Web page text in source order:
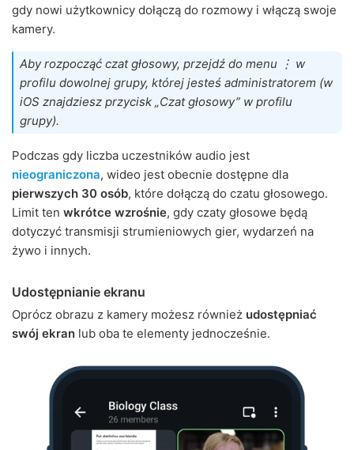
gdy nowi użytkownicy dołączą do rozmowy i włączą swoje
kamery.
Aby rozpocząć czat głosowy, przejdź do menu ⋮ w
profilu dowolnej grupy, której jesteś administratorem (w
iOS znajdziesz przycisk „Czat głosowy” w profilu
grupy).
Podczas gdy liczba uczestników audio jest
nieograniczona, wideo jest obecnie dostępne dla
pierwszych 30 osób, które dołączą do czatu głosowego.
Limit ten wkrótce wzrośnie, gdy czaty głosowe będą
dotyczyć transmisji strumieniowych gier, wydarzeń na
żywo i innych.
Udostępnianie ekranu
Oprócz obrazu z kamery możesz również udostępniać
swój ekran lub oba te elementy jednocześnie.